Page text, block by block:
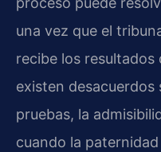
una vez que el
recibe los
existen desacuerdos
pruebas, la
cuando la